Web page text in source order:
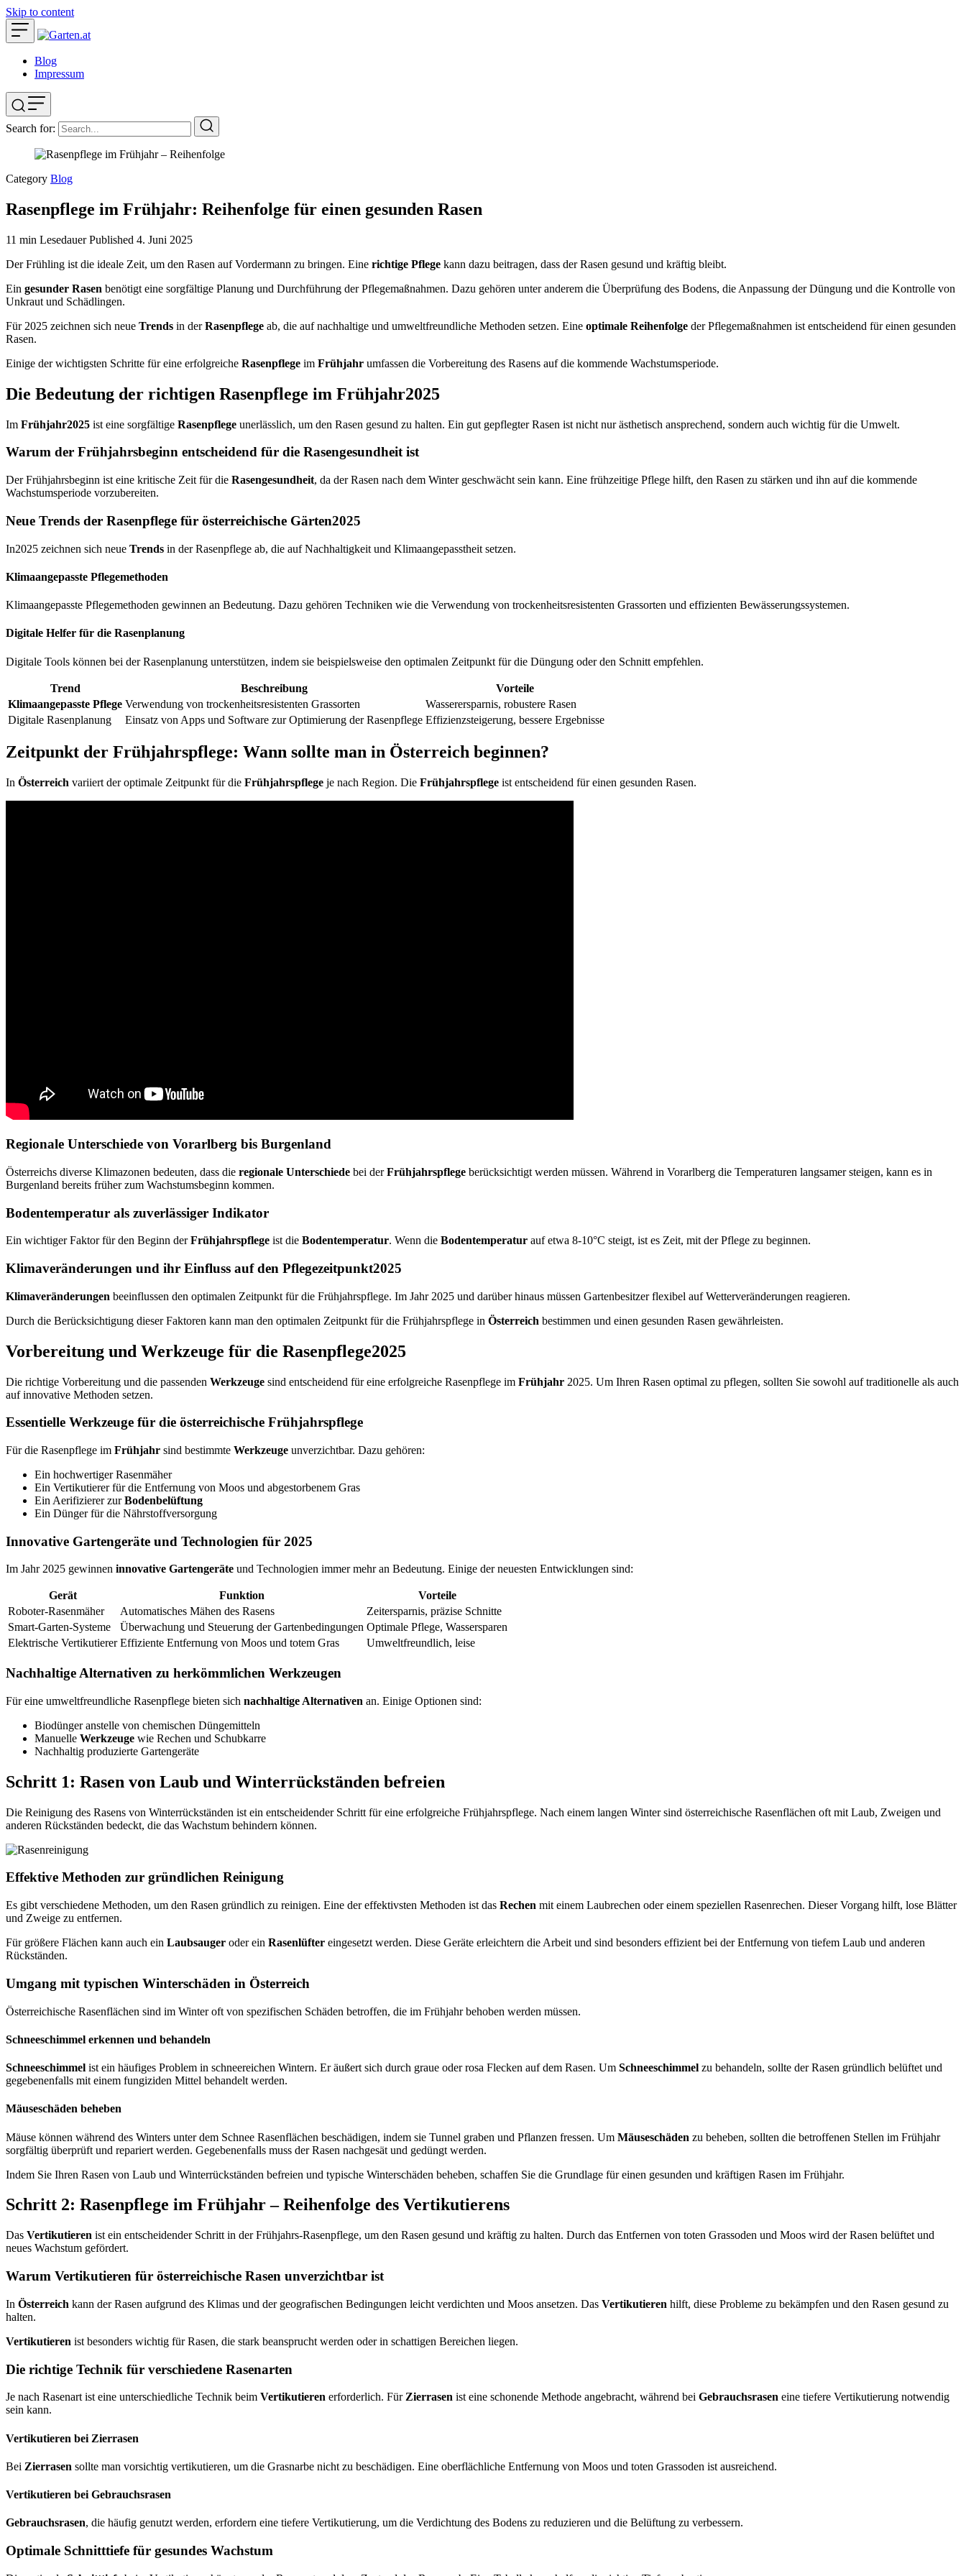
Skip to content
Blog
Impressum
Search for:
Category Blog
Rasenpflege im Frühjahr: Reihenfolge für einen gesunden Rasen
11 min LesedauerPublished 4. Juni 2025
Der Frühling ist die ideale Zeit, um den Rasen auf Vordermann zu bringen. Eine richtige Pflege kann dazu beitragen, dass der Rasen gesund und kräftig bleibt.
Ein gesunder Rasen benötigt eine sorgfältige Planung und Durchführung der Pflegemaßnahmen. Dazu gehören unter anderem die Überprüfung des Bodens, die Anpassung der Düngung und die Kontrolle von
Unkraut und Schädlingen.
Für 2025 zeichnen sich neue Trends in derRasenpflege ab, die auf nachhaltige und umweltfreundliche Methoden setzen. Eine optimale Reihenfolge der Pflegemaßnahmen ist entscheidend für einen gesunden
Rasen.
Einige der wichtigsten Schritte für eine erfolgreiche Rasenpflege im Frühjahr umfassen die Vorbereitung des Rasens auf die kommende Wachstumsperiode.
Die Bedeutung der richtigen Rasenpflege im Frühjahr2025
Im Frühjahr2025 ist eine sorgfältige Rasenpflege unerlässlich, um den Rasen gesund zu halten. Ein gut gepflegter Rasen ist nicht nur ästhetisch ansprechend, sondern auch wichtig für die Umwelt.
Warum der Frühjahrsbeginn entscheidend für die Rasengesundheit ist
Der Frühjahrsbeginn ist eine kritische Zeit für die Rasengesundheit, da der Rasen nach dem Winter geschwächt sein kann. Eine frühzeitige Pflege hilft, den Rasen zu stärken und ihn auf die kommende
Wachstumsperiode vorzubereiten.
Neue Trends der Rasenpflege für österreichische Gärten2025
In2025 zeichnen sich neue Trends in der Rasenpflege ab, die auf Nachhaltigkeit und Klimaangepasstheit setzen.
Klimaangepasste Pflegemethoden
Klimaangepasste Pflegemethoden gewinnen an Bedeutung. Dazu gehören Techniken wie die Verwendung von trockenheitsresistenten Grassorten und effizienten Bewässerungssystemen.
Digitale Helfer für die Rasenplanung
Digitale Tools können bei der Rasenplanung unterstützen, indem sie beispielsweise den optimalen Zeitpunkt für die Düngung oder den Schnitt empfehlen.
Trend Beschreibung
Vorteile
Klimaangepasste Pflege Verwendung von trockenheitsresistenten Grassorten
Wasserersparnis, robustere Rasen
Digitale Rasenplanung
Einsatz von Apps und Software zur Optimierung der Rasenpflege Effizienzsteigerung, bessere Ergebnisse
Zeitpunkt der Frühjahrspflege: Wann sollte man in Österreich beginnen?
In Österreich variiert der optimale Zeitpunkt für die Frühjahrspflege je nach Region. Die Frühjahrspflege ist entscheidend für einen gesunden Rasen.
Regionale Unterschiede von Vorarlberg bis Burgenland
Österreichs diverse Klimazonen bedeuten, dass die regionale Unterschiede bei derFrühjahrspflege berücksichtigt werden müssen. Während in Vorarlberg die Temperaturen langsamer steigen, kann es in
Burgenland bereits früher zum Wachstumsbeginn kommen.
Bodentemperatur als zuverlässiger Indikator
Ein wichtiger Faktor für den Beginn derFrühjahrspflege ist die Bodentemperatur. Wenn die Bodentemperatur auf etwa 8-10°C steigt, ist es Zeit, mit der Pflege zu beginnen.
Klimaveränderungen und ihr Einfluss auf den Pflegezeitpunkt2025
Klimaveränderungen beeinflussen den optimalen Zeitpunkt für die Frühjahrspflege. Im Jahr 2025 und darüber hinaus müssen Gartenbesitzer flexibel auf Wetterveränderungen reagieren.
Durch die Berücksichtigung dieser Faktoren kann man den optimalen Zeitpunkt für die Frühjahrspflege in Österreich bestimmen und einen gesunden Rasen gewährleisten.
Vorbereitung und Werkzeuge für die Rasenpflege2025
Die richtige Vorbereitung und die passenden Werkzeuge sind entscheidend für eine erfolgreiche Rasenpflege im Frühjahr 2025. Um Ihren Rasen optimal zu pflegen, sollten Sie sowohl auf traditionelle als auch
auf innovative Methoden setzen.
Essentielle Werkzeuge für die österreichische Frühjahrspflege
Für die Rasenpflege im Frühjahr sind bestimmte Werkzeuge unverzichtbar. Dazu gehören:
Ein hochwertiger Rasenmäher
Ein Vertikutierer für die Entfernung von Moos und abgestorbenem Gras
Ein Aerifizierer zurBodenbelüftung
Ein Dünger für die Nährstoffversorgung
Innovative Gartengeräte und Technologien für 2025
Im Jahr 2025 gewinnen innovative Gartengeräte und Technologien immer mehr an Bedeutung. Einige der neuesten Entwicklungen sind:
Gerät Funktion
Vorteile
Roboter-Rasenmäher
Automatisches Mähen des Rasens
Zeitersparnis, präzise Schnitte
Smart-Garten-Systeme
Überwachung und Steuerung der Gartenbedingungen Optimale Pflege, Wassersparen
Elektrische Vertikutierer Effiziente Entfernung von Moos und totem Gras Umweltfreundlich, leise
Nachhaltige Alternativen zu herkömmlichen Werkzeugen
Für eine umweltfreundliche Rasenpflege bieten sich nachhaltige Alternativen an. Einige Optionen sind:
Biodünger anstelle von chemischen Düngemitteln
Manuelle Werkzeuge wie Rechen und Schubkarre
Nachhaltig produzierte Gartengeräte
Schritt 1: Rasen von Laub und Winterrückständen befreien
Die Reinigung des Rasens von Winterrückständen ist ein entscheidender Schritt für eine erfolgreiche Frühjahrspflege. Nach einem langen Winter sind österreichische Rasenflächen oft mit Laub, Zweigen und
anderen Rückständen bedeckt, die das Wachstum behindern können.
Effektive Methoden zur gründlichen Reinigung
Es gibt verschiedene Methoden, um den Rasen gründlich zu reinigen. Eine der effektivsten Methoden ist das Rechen mit einem Laubrechen oder einem speziellen Rasenrechen. Dieser Vorgang hilft, lose Blätter
und Zweige zu entfernen.
Für größere Flächen kann auch ein Laubsauger oder ein Rasenlüfter eingesetzt werden. Diese Geräte erleichtern die Arbeit und sind besonders effizient bei der Entfernung von tiefem Laub und anderen
Rückständen.
Umgang mit typischen Winterschäden in Österreich
Österreichische Rasenflächen sind im Winter oft von spezifischen Schäden betroffen, die im Frühjahr behoben werden müssen.
Schneeschimmel erkennen und behandeln
Schneeschimmel ist ein häufiges Problem in schneereichen Wintern. Er äußert sich durch graue oder rosa Flecken auf dem Rasen. Um Schneeschimmel zu behandeln, sollte der Rasen gründlich belüftet und
gegebenenfalls mit einem fungiziden Mittel behandelt werden.
Mäuseschäden beheben
Mäuse können während des Winters unter dem Schnee Rasenflächen beschädigen, indem sie Tunnel graben und Pflanzen fressen. Um Mäuseschäden zu beheben, sollten die betroffenen Stellen im Frühjahr
sorgfältig überprüft und repariert werden. Gegebenenfalls muss der Rasen nachgesät und gedüngt werden.
Indem Sie Ihren Rasen von Laub und Winterrückständen befreien und typische Winterschäden beheben, schaffen Sie die Grundlage für einen gesunden und kräftigen Rasen im Frühjahr.
Schritt 2: Rasenpflege im Frühjahr – Reihenfolge des Vertikutierens
Das Vertikutieren ist ein entscheidender Schritt in der Frühjahrs-Rasenpflege, um den Rasen gesund und kräftig zu halten. Durch das Entfernen von toten Grassoden und Moos wird der Rasen belüftet und
neues Wachstum gefördert.
Warum Vertikutieren für österreichische Rasen unverzichtbar ist
In Österreich kann der Rasen aufgrund des Klimas und der geografischen Bedingungen leicht verdichten und Moos ansetzen. Das Vertikutieren hilft, diese Probleme zu bekämpfen und den Rasen gesund zu
halten.
Vertikutieren ist besonders wichtig für Rasen, die stark beansprucht werden oder in schattigen Bereichen liegen.
Die richtige Technik für verschiedene Rasenarten
Je nach Rasenart ist eine unterschiedliche Technik beim Vertikutieren erforderlich. Für Zierrasen ist eine schonende Methode angebracht, während bei Gebrauchsrasen eine tiefere Vertikutierung notwendig
sein kann.
Vertikutieren bei Zierrasen
Bei Zierrasen sollte man vorsichtig vertikutieren, um die Grasnarbe nicht zu beschädigen. Eine oberflächliche Entfernung von Moos und toten Grassoden ist ausreichend.
Vertikutieren bei Gebrauchsrasen
Gebrauchsrasen, die häufig genutzt werden, erfordern eine tiefere Vertikutierung, um die Verdichtung des Bodens zu reduzieren und die Belüftung zu verbessern.
Optimale Schnitttiefe für gesundes Wachstum